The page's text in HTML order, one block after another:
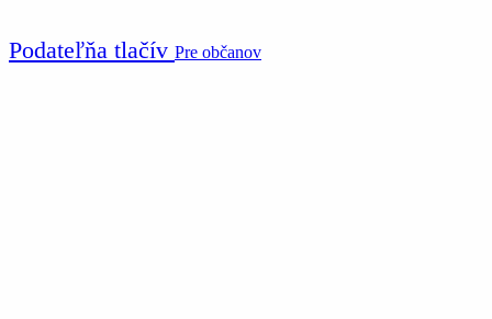
Podateľňa tlačív Pre občanov